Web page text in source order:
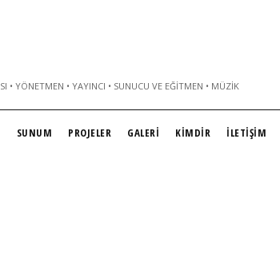
• YÖNETMEN • YAYINCI • SUNUCU VE EĞITMEN • MÜZIK
SUNUM PROJELER GALERİ KİMDİR İLETİŞİM